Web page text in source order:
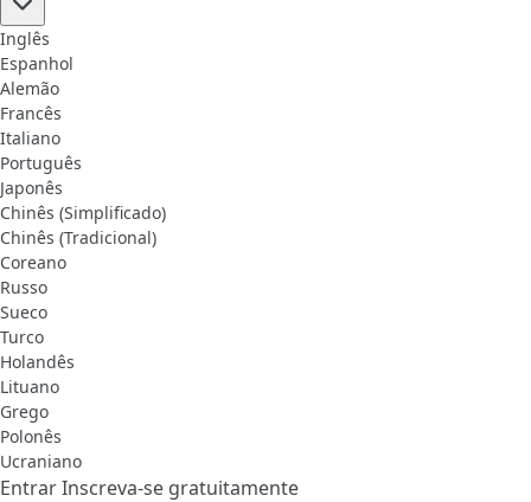
Inglês
Espanhol
Alemão
Francês
Italiano
Português
Japonês
Chinês (Simplificado)
Chinês (Tradicional)
Coreano
Russo
Sueco
Turco
Holandês
Lituano
Grego
Polonês
Ucraniano
EntrarInscreva-se gratuitamente